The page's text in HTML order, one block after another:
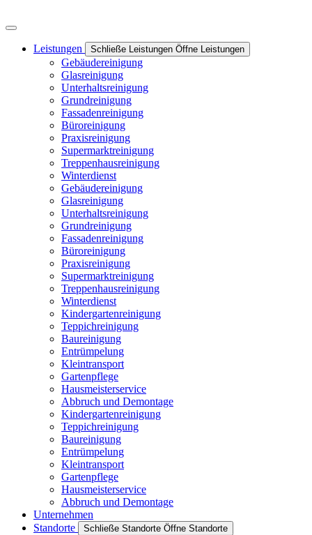
Leistungen Schließe Leistungen Öffne Leistungen
Gebäudereinigung
Glasreinigung
Unterhaltsreinigung
Grundreinigung
Fassadenreinigung
Büroreinigung
Praxisreinigung
Supermarktreinigung
Treppenhausreinigung
Winterdienst
Gebäudereinigung
Glasreinigung
Unterhaltsreinigung
Grundreinigung
Fassadenreinigung
Büroreinigung
Praxisreinigung
Supermarktreinigung
Treppenhausreinigung
Winterdienst
Kindergartenreinigung
Teppichreinigung
Baureinigung
Entrümpelung
Kleintransport
Gartenpflege
Hausmeisterservice
Abbruch und Demontage
Kindergartenreinigung
Teppichreinigung
Baureinigung
Entrümpelung
Kleintransport
Gartenpflege
Hausmeisterservice
Abbruch und Demontage
Unternehmen
Standorte
Schließe Standorte Öffne Standorte